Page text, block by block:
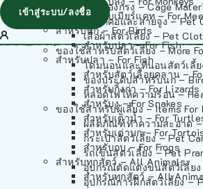
วัสดุรองกรง – Cage
ปลอกคอและสายจูง – Pet
เสื้อผ้าสัตว์เลี้ยง – Pet
ของใช้สำหรับสัตว์เลี้ยง – More
โดมนอนและที่นอนสัตว์เลี้ย
ของประดับสำหรับนก –
หลอดไฟให้ความร้อน –
ของใช้สำหรับผู้เลี้ยง – Items For
ผลิตภัณฑ์ทำความสะอาด –
กระเป๋าสัตว์เลี้ยง – Pet
รถเข็นสัตว์เลี้ยง – Pet
อุปกรณ์ตัดแต่งขนสัตว์เลี้ยง
อุปกรณ์การฝึกสัตว์เลี้ยง –
สำหรับเมียร์แคท – For
สำหรับนก – For Birds
สำหรับปลา – For Fish
สำหรับปลา – For Fish
สำหรับสัตว์เลื้อยคลาน –
สำหรับกิ้งก่า – For Lizards
สำหรับงู – For Snakes
สำหรับเต่าน้ำ – For
สำหรับเต่าบก – For
สำหรับกบ – For Frogs
สำหรับทุกสัตว์ – All Animals
สำหรับทุกสัตว์ – All
เข้าสู่ระบบ/ลงชื่อ